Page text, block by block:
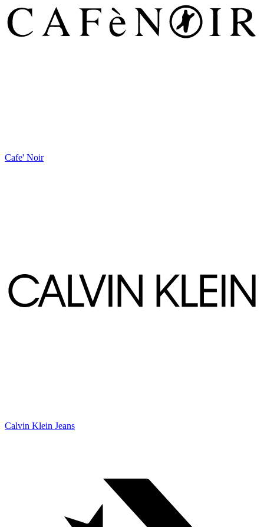
Cafe' Noir
Calvin Klein Jeans